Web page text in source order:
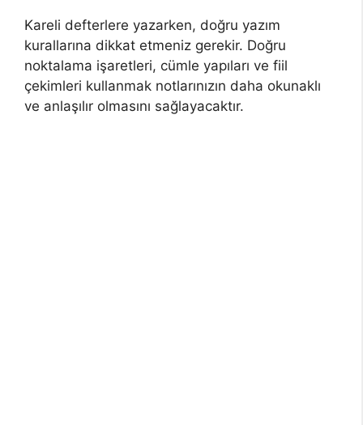
Kareli defterlere yazarken, doğru yazım
kurallarına dikkat etmeniz gerekir. Doğru
noktalama işaretleri, cümle yapıları ve fiil
çekimleri kullanmak notlarınızın daha okunaklı
ve anlaşılır olmasını sağlayacaktır.